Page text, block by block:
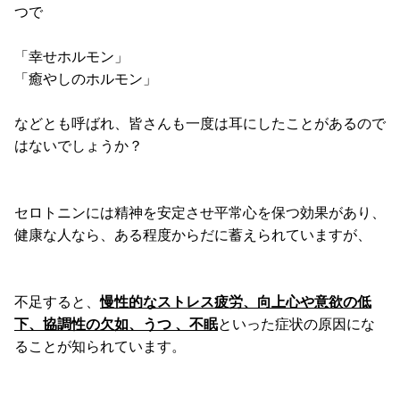
つで
「幸せホルモン」
「癒やしのホルモン」
などとも呼ばれ、皆さんも一度は耳にしたことがあるので
はないでしょうか？
セロトニンには精神を安定させ平常心を保つ効果があり、
健康な人なら、ある程度からだに蓄えられていますが、
不足すると、慢性的なストレス疲労、向上心や意欲の低
下、協調性の欠如、うつ 、不眠といった症状の原因にな
ることが知られています。